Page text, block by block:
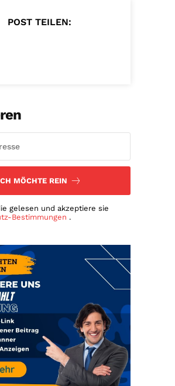
POST TEILEN:
MÖCHTE REIN
gelesen und akzeptiere sie
Bestimmungen .